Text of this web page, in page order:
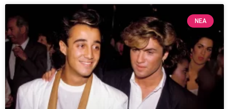
ΝΕΑ